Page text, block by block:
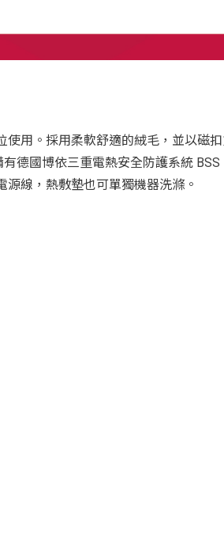
用。採用柔軟舒適的絨毛，並以磁
德國博依三重電熱安全防護系統
線，熱敷墊也可單獨機器洗滌。